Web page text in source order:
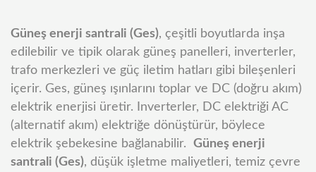
Güneş enerji santrali (Ges), çeşitli boyutlarda inşa
edilebilir ve tipik olarak güneş panelleri, inverterler,
trafo merkezleri ve güç iletim hatları gibi bileşenleri
içerir. Ges, güneş ışınlarını toplar ve DC (doğru akım)
elektrik enerjisi üretir. Inverterler, DC elektriği AC
(alternatif akım) elektriğe dönüştürür, böylece
elektrik şebekesine bağlanabilir.
Güneş enerji
santrali (Ges), düşük işletme maliyetleri, temiz çevre